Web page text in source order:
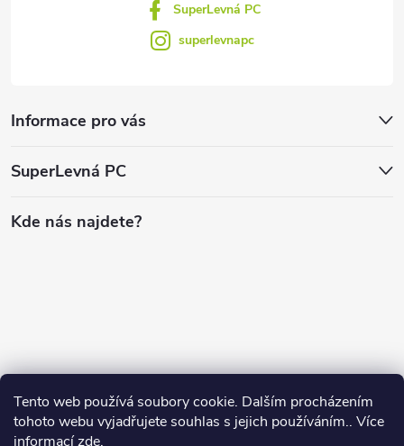
Tento web používá soubory cookie. Dalším procházením
tohoto webu vyjadřujete souhlas s jejich používáním.. Více
informacízde.
SuperLevná PC
superlevnapc
Informace pro vás
SuperLevná PC
Kde nás najdete?